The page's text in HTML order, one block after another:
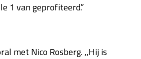
1 van geprofiteerd.”
met Nico Rosberg. ,,Hij is